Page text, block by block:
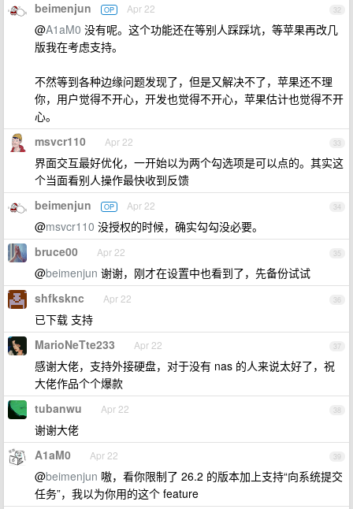
32
beimenjun OP Apr 22
@A1aM0 没有呢。这个功能还在等别人踩踩坑，等苹果再改几
版我在考虑支持。
不然等到各种边缘问题发现了，但是又解决不了，苹果还不理
你，用户觉得不开心，开发也觉得不开心，苹果估计也觉得不开
心。
33
msvcr110 Apr 22
界面交互最好优化，一开始以为两个勾选项是可以点的。其实这
个当面看别人操作最快收到反馈
34
beimenjun OP Apr 22
@msvcr110 没授权的时候，确实勾勾没必要。
35
bruce00 Apr 22
@beimenjun 谢谢，刚才在设置中也看到了，先备份试试
36
shfksknc Apr 22
已下载 支持
37
MarioNeTte233 Apr 22
感谢大佬，支持外接硬盘，对于没有 nas 的人来说太好了，祝
大佬作品个个爆款
38
tubanwu Apr 22
谢谢大佬
39
A1aM0 Apr 22
@beimenjun 嗷，看你限制了 26.2 的版本加上支持“向系统提交
任务”，我以为你用的这个 feature